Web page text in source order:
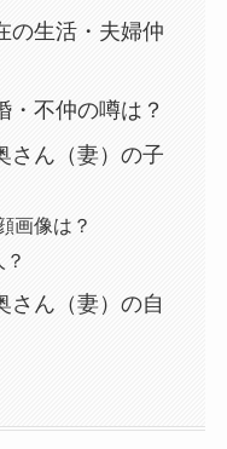
の生活・夫婦仲
・不仲の噂は？
さん（妻）の子
画像は？
さん（妻）の自